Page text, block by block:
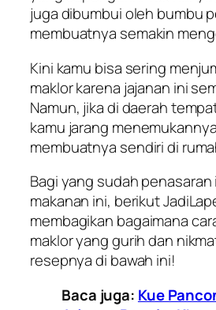
juga dibumbui oleh bumbu
membuatnya semakin
Kini kamu bisa sering
maklor karena jajanan ini
Namun, jika di daerah
kamu jarang
membuatnya sendiri di
Bagi yang sudah
makanan ini, berikut
membagikan bagaimana
maklor yang gurih dan
resepnya di bawah ini!
Baca juga: Kue